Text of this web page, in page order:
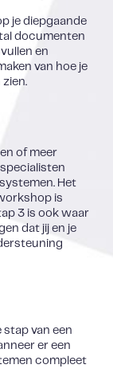
je diepgaande
documenten
en
van hoe je
of meer
Het
is
3 is ook waar
dat jij en je
stap van een
er een
compleet